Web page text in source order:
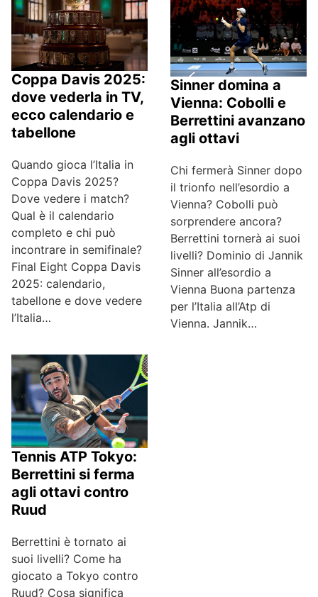
Coppa Davis 2025:
dove vederla in TV,
ecco calendario e
tabellone
Quando gioca l’Italia in
Coppa Davis 2025?
Dove vedere i match?
Qual è il calendario
completo e chi può
incontrare in semifinale?
Final Eight Coppa Davis
2025: calendario,
tabellone e dove vedere
l’Italia…
Sinner domina a
Vienna: Cobolli e
Berrettini avanzano
agli ottavi
Chi fermerà Sinner dopo
il trionfo nell’esordio a
Vienna? Cobolli può
sorprendere ancora?
Berrettini tornerà ai suoi
livelli? Dominio di Jannik
Sinner all’esordio a
Vienna Buona partenza
per l’Italia all’Atp di
Vienna. Jannik…
Tennis ATP Tokyo:
Berrettini si ferma
agli ottavi contro
Ruud
Berrettini è tornato ai
suoi livelli? Come ha
giocato a Tokyo contro
Ruud? Cosa significa